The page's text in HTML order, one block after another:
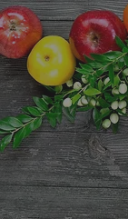
0474 84 52 48